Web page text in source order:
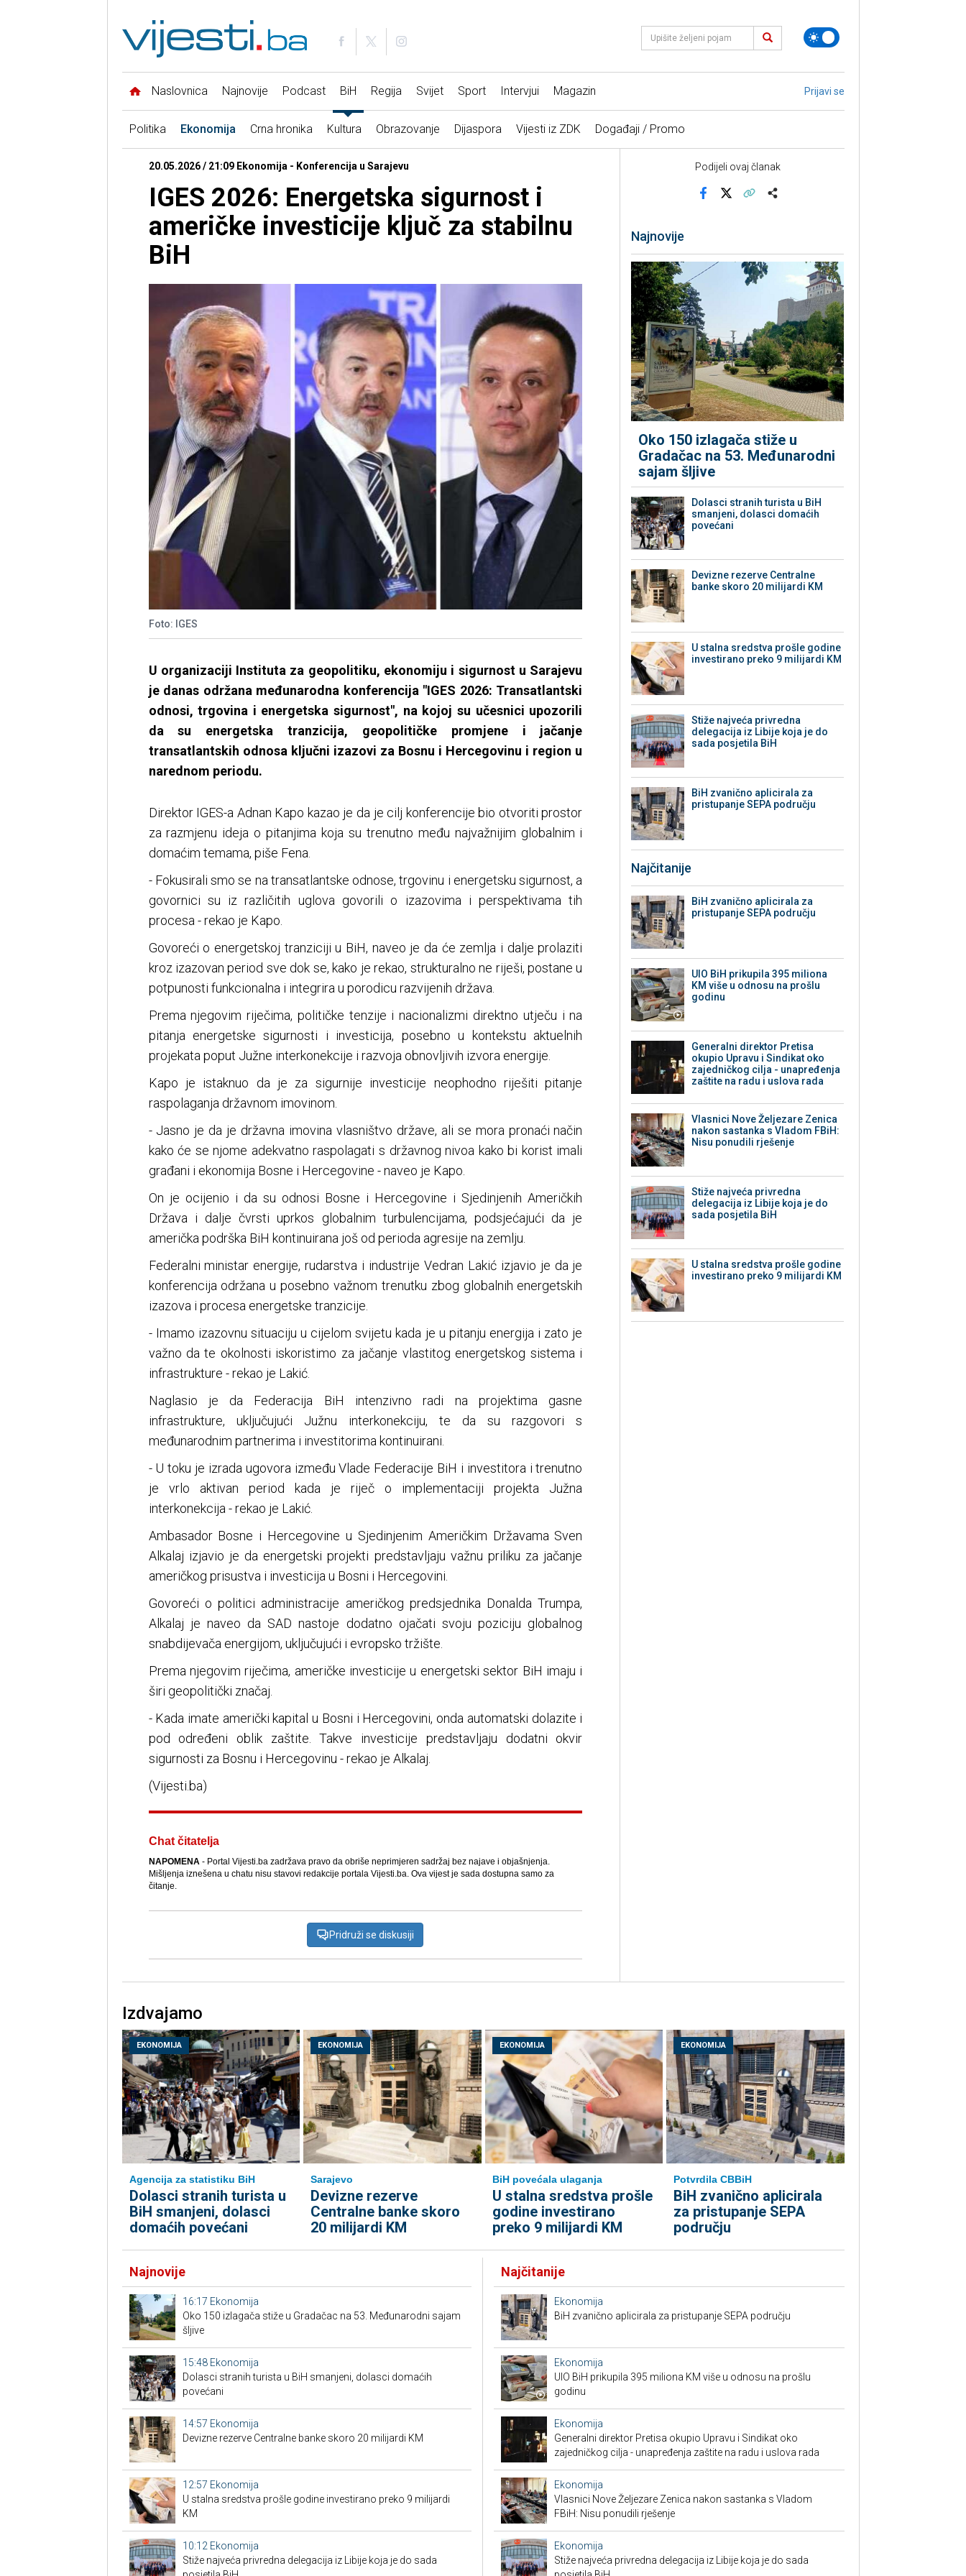
Naslovnica Najnovije Podcast BiH Regija Svijet Sport Intervjui Magazin Prijavi se
Politika Ekonomija Crna hronika Kultura Obrazovanje Dijaspora Vijesti iz ZDK Događaji / Promo
20.05.2026 / 21:09 Ekonomija - Konferencija u Sarajevu
IGES 2026: Energetska sigurnost i
američke investicije ključ za stabilnu
BiH
Foto: IGES
U organizaciji Instituta za geopolitiku, ekonomiju i sigurnost u Sarajevu
je danas održana međunarodna konferencija "IGES 2026: Transatlantski
odnosi, trgovina i energetska sigurnost", na kojoj su učesnici upozorili
da su energetska tranzicija, geopolitičke promjene i jačanje
transatlantskih odnosa ključni izazovi za Bosnu i Hercegovinu i region u
narednom periodu.
Direktor IGES-a Adnan Kapo kazao je da je cilj konferencije bio otvoriti prostor
za razmjenu ideja o pitanjima koja su trenutno među najvažnijim globalnim i
domaćim temama, piše Fena.
- Fokusirali smo se na transatlantske odnose, trgovinu i energetsku sigurnost, a
govornici su iz različitih uglova govorili o izazovima i perspektivama tih
procesa - rekao je Kapo.
Govoreći o energetskoj tranziciji u BiH, naveo je da će zemlja i dalje prolaziti
kroz izazovan period sve dok se, kako je rekao, strukturalno ne riješi, postane u
potpunosti funkcionalna i integrira u porodicu razvijenih država.
Prema njegovim riječima, političke tenzije i nacionalizmi direktno utječu i na
pitanja energetske sigurnosti i investicija, posebno u kontekstu aktuelnih
projekata poput Južne interkonekcije i razvoja obnovljivih izvora energije.
Kapo je istaknuo da je za sigurnije investicije neophodno riješiti pitanje
raspolaganja državnom imovinom.
- Jasno je da je državna imovina vlasništvo države, ali se mora pronaći način
kako će se njome adekvatno raspolagati s državnog nivoa kako bi korist imali
građani i ekonomija Bosne i Hercegovine - naveo je Kapo.
On je ocijenio i da su odnosi Bosne i Hercegovine i Sjedinjenih Američkih
Država i dalje čvrsti uprkos globalnim turbulencijama, podsjećajući da je
američka podrška BiH kontinuirana još od perioda agresije na zemlju.
Federalni ministar energije, rudarstva i industrije Vedran Lakić izjavio je da je
konferencija održana u posebno važnom trenutku zbog globalnih energetskih
izazova i procesa energetske tranzicije.
- Imamo izazovnu situaciju u cijelom svijetu kada je u pitanju energija i zato je
važno da te okolnosti iskoristimo za jačanje vlastitog energetskog sistema i
infrastrukture - rekao je Lakić.
Naglasio je da Federacija BiH intenzivno radi na projektima gasne
infrastrukture, uključujući Južnu interkonekciju, te da su razgovori s
međunarodnim partnerima i investitorima kontinuirani.
- U toku je izrada ugovora između Vlade Federacije BiH i investitora i trenutno
je vrlo aktivan period kada je riječ o implementaciji projekta Južna
interkonekcija - rekao je Lakić.
Ambasador Bosne i Hercegovine u Sjedinjenim Američkim Državama Sven
Alkalaj izjavio je da energetski projekti predstavljaju važnu priliku za jačanje
američkog prisustva i investicija u Bosni i Hercegovini.
Govoreći o politici administracije američkog predsjednika Donalda Trumpa,
Alkalaj je naveo da SAD nastoje dodatno ojačati svoju poziciju globalnog
snabdijevača energijom, uključujući i evropsko tržište.
Prema njegovim riječima, američke investicije u energetski sektor BiH imaju i
širi geopolitički značaj.
- Kada imate američki kapital u Bosni i Hercegovini, onda automatski dolazite i
pod određeni oblik zaštite. Takve investicije predstavljaju dodatni okvir
sigurnosti za Bosnu i Hercegovinu - rekao je Alkalaj.
(Vijesti.ba)
Chat čitatelja
NAPOMENA- Portal Vijesti.ba zadržava pravo da obriše neprimjeren sadržaj bez najave i objašnjenja.
Mišljenja iznešena u chatu nisu stavovi redakcije portala Vijesti.ba. Ova vijest je sada dostupna samo za
čitanje.
Pridruži se diskusiji
Podijeli ovaj članak
Najnovije
Oko 150 izlagača stiže u
Gradačac na 53. Međunarodni
sajam šljive
Dolasci stranih turista u BiH
smanjeni, dolasci domaćih
povećani
Devizne rezerve Centralne
banke skoro 20 milijardi KM
U stalna sredstva prošle godine
investirano preko 9 milijardi KM
Stiže najveća privredna
delegacija iz Libije koja je do
sada posjetila BiH
BiH zvanično aplicirala za
pristupanje SEPA području
Najčitanije
BiH zvanično aplicirala za
pristupanje SEPA području
UIO BiH prikupila 395 miliona
KM više u odnosu na prošlu
godinu
Generalni direktor Pretisa
okupio Upravu i Sindikat oko
zajedničkog cilja - unapređenja
zaštite na radu i uslova rada
Vlasnici Nove Željezare Zenica
nakon sastanka s Vladom FBiH:
Nisu ponudili rješenje
Stiže najveća privredna
delegacija iz Libije koja je do
sada posjetila BiH
U stalna sredstva prošle godine
investirano preko 9 milijardi KM
Izdvajamo
EKONOMIJA
Agencija za statistiku BiH
Dolasci stranih turista u
BiH smanjeni, dolasci
domaćih povećani
EKONOMIJA
Sarajevo
Devizne rezerve
Centralne banke skoro
20 milijardi KM
EKONOMIJA
BiH povećala ulaganja
U stalna sredstva prošle
godine investirano
preko 9 milijardi KM
EKONOMIJA
Potvrdila CBBiH
BiH zvanično aplicirala
za pristupanje SEPA
području
Najnovije
16:17 Ekonomija
Oko 150 izlagača stiže u Gradačac na 53. Međunarodni sajam
šljive
15:48 Ekonomija
Dolasci stranih turista u BiH smanjeni, dolasci domaćih
povećani
14:57 Ekonomija
Devizne rezerve Centralne banke skoro 20 milijardi KM
12:57 Ekonomija
U stalna sredstva prošle godine investirano preko 9 milijardi
KM
10:12 Ekonomija
Stiže najveća privredna delegacija iz Libije koja je do sada
Najčitanije
Ekonomija
BiH zvanično aplicirala za pristupanje SEPA području
Ekonomija
UIO BiH prikupila 395 miliona KM više u odnosu na prošlu
godinu
Ekonomija
Generalni direktor Pretisa okupio Upravu i Sindikat oko
zajedničkog cilja - unapređenja zaštite na radu i uslova rada
Ekonomija
Vlasnici Nove Željezare Zenica nakon sastanka s Vladom
FBiH: Nisu ponudili rješenje
Ekonomija
Stiže najveća privredna delegacija iz Libije koja je do sada